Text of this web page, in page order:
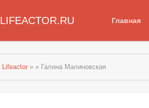
LIFEACTOR.RU Главная
Lifeactor » » Галина Малиновская